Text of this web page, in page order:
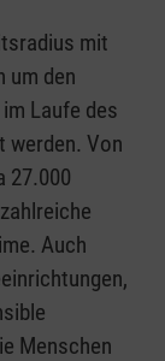
mit
um den
Laufe des
werden. Von
27.000
Auch
Menschen